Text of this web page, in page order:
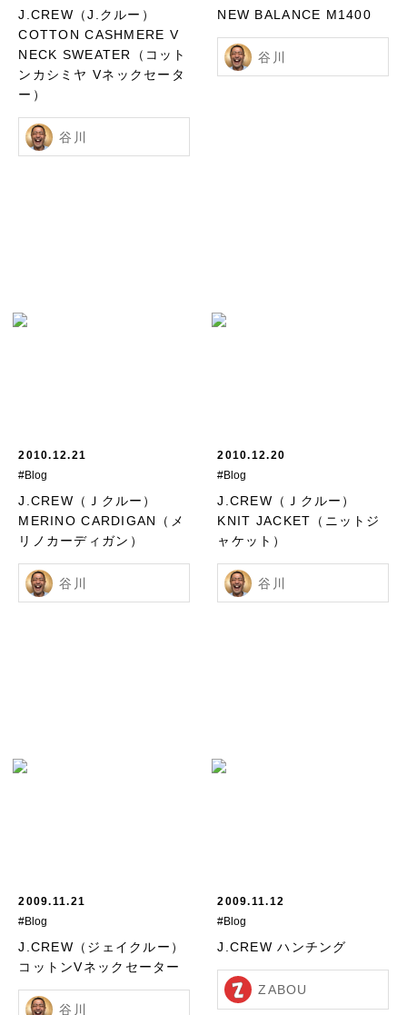
J.CREW（J.クルー）
COTTON CASHMERE V
NECK SWEATER（コット
ンカシミヤ Vネックセータ
ー）
谷川
NEW BALANCE M1400
谷川
2010.12.21
#Blog
J.CREW（Ｊクルー）
MERINO CARDIGAN（メ
リノカーディガン）
谷川
2010.12.20
#Blog
J.CREW（Ｊクルー）
KNIT JACKET（ニットジ
ャケット）
谷川
2009.11.21
#Blog
J.CREW（ジェイクルー）
コットンVネックセーター
谷川
2009.11.12
#Blog
J.CREW ハンチング
ZABOU